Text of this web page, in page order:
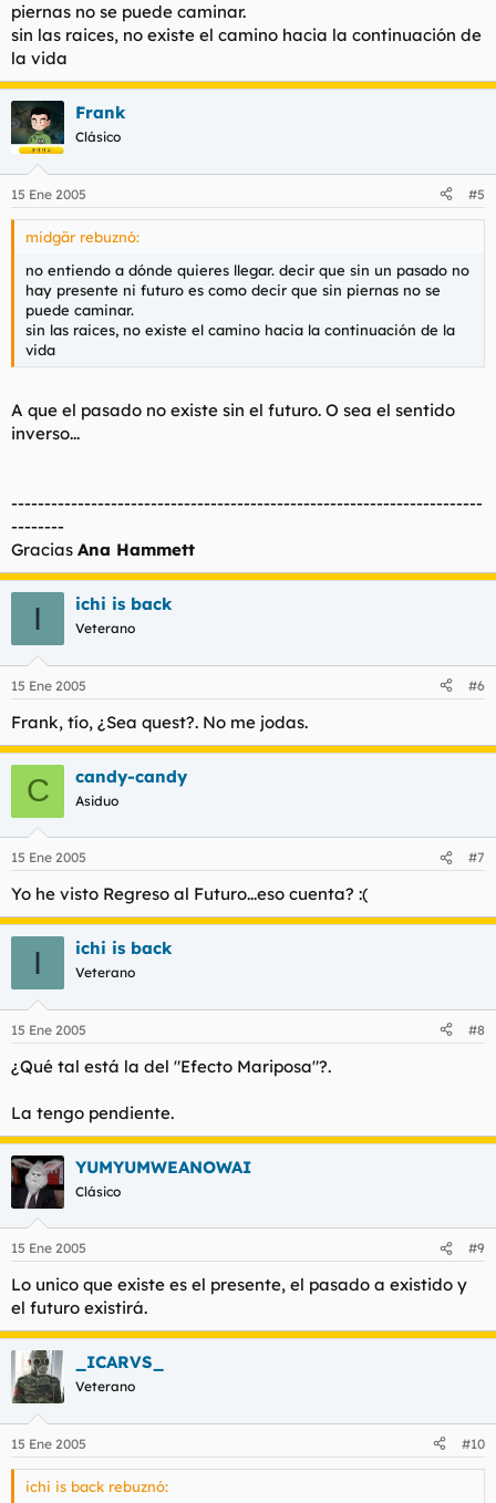
piernas no se puede caminar.
sin las raices, no existe el camino hacia la continuación de
la vida
Frank
Clásico
15 Ene 2005 #5
midgär rebuznó:
no entiendo a dónde quieres llegar. decir que sin un pasado no
hay presente ni futuro es como decir que sin piernas no se
puede caminar.
sin las raices, no existe el camino hacia la continuación de la
vida
A que el pasado no existe sin el futuro. O sea el sentido
inverso...
-----------------------------------------------------------------------
--------
Gracias Ana Hammett
I ichi is back
Veterano
15 Ene 2005 #6
Frank, tío, ¿Sea quest?. No me jodas.
C candy-candy
Asiduo
15 Ene 2005 #7
Yo he visto Regreso al Futuro...eso cuenta? :(
I ichi is back
Veterano
15 Ene 2005 #8
¿Qué tal está la del "Efecto Mariposa"?.
La tengo pendiente.
YUMYUMWEANOWAI
Clásico
15 Ene 2005 #9
Lo unico que existe es el presente, el pasado a existido y
el futuro existirá.
_ICARVS_
Veterano
15 Ene 2005 #10
ichi is back rebuznó: